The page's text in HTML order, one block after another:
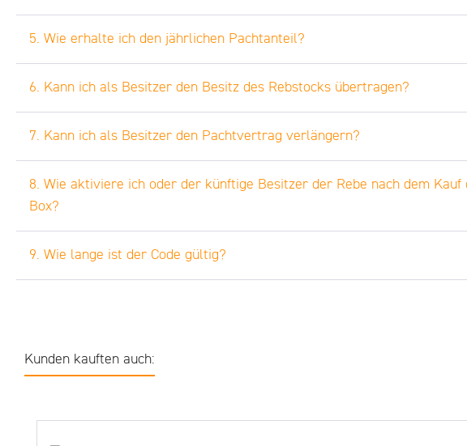
5. Wie erhalte ich den jährlichen Pachtanteil?
6. Kann ich als Besitzer den Besitz des Rebstocks übertragen?
7. Kann ich als Besitzer den Pachtvertrag verlängern?
8. Wie aktiviere ich oder der künftige Besitzer der Rebe nach dem Kauf
Box?
9. Wie lange ist der Code gültig?
Kunden kauften auch: